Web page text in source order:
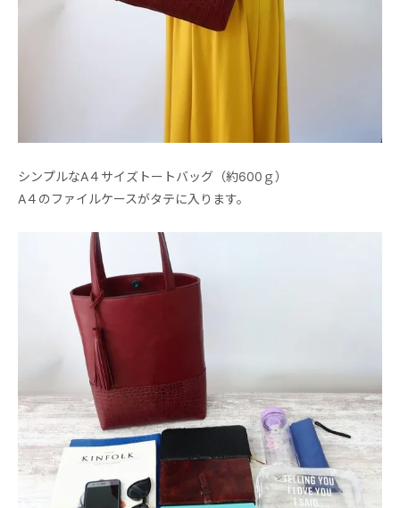
シンプルなA４サイズトートバッグ（約600ｇ）
A４のファイルケースがタテに入ります。